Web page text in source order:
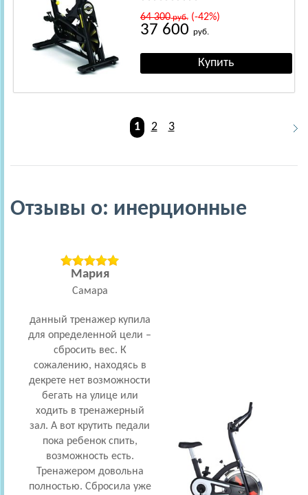
64 300руб.(-42%)
37 600 руб.
1 2 3
Отзывы о: инерционные
Мария
Самара
данный тренажер купила
для определенной цели –
сбросить вес. К
сожалению, находясь в
декрете нет возможности
бегать на улице или
ходить в тренажерный
зал. А вот крутить педали
пока ребенок спить,
возможность есть.
Тренажером довольна
полностью. Сбросила уже